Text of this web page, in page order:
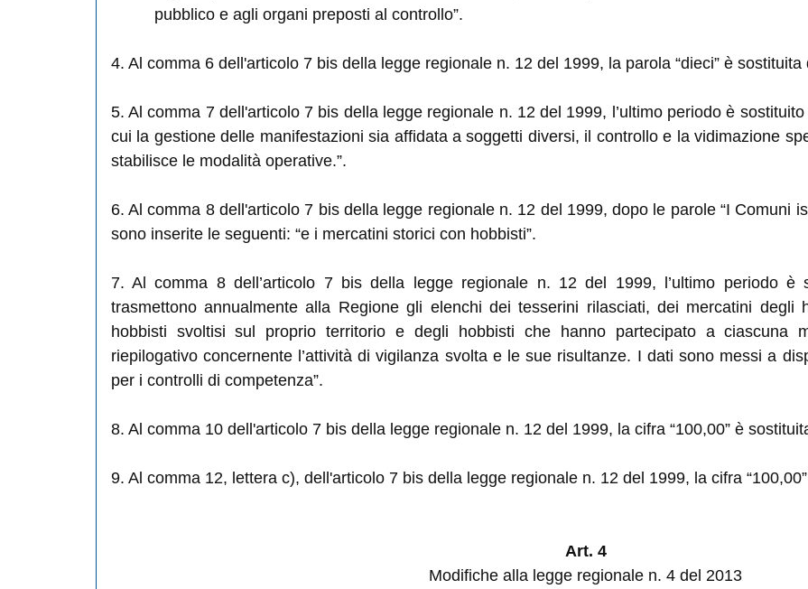
pubblico e agli organi preposti al controllo”.
4. Al comma 6 dell'articolo 7 bis della legge regionale n. 12 del 1999, la parola “dieci” è sostituita
5. Al comma 7 dell'articolo 7 bis della legge regionale n. 12 del 1999, l’ultimo periodo è sostituito
cui la gestione delle manifestazioni sia affidata a soggetti diversi, il controllo e la vidimazione
stabilisce le modalità operative.”.
6. Al comma 8 dell'articolo 7 bis della legge regionale n. 12 del 1999, dopo le parole “I Comuni
sono inserite le seguenti: “e i mercatini storici con hobbisti”.
7. Al comma 8 dell’articolo 7 bis della legge regionale n. 12 del 1999, l’ultimo periodo è
trasmettono annualmente alla Regione gli elenchi dei tesserini rilasciati, dei mercatini degli
hobbisti svoltisi sul proprio territorio e degli hobbisti che hanno partecipato a ciascuna
riepilogativo concernente l’attività di vigilanza svolta e le sue risultanze. I dati sono messi a
per i controlli di competenza”.
8. Al comma 10 dell'articolo 7 bis della legge regionale n. 12 del 1999, la cifra “100,00” è
9. Al comma 12, lettera c), dell'articolo 7 bis della legge regionale n. 12 del 1999, la cifra
Art. 4
Modifiche alla legge regionale n. 4 del 2013